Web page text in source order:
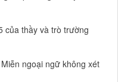
của thầy và trò trường
ngoại ngữ không xét